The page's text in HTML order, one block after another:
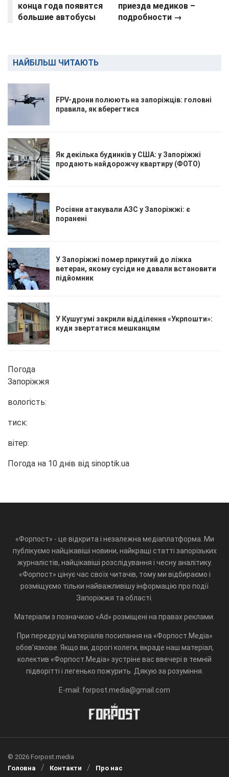
конца года появятся
большие автобусы
приезда медиков –
подробности →
НАЙБІЛЬШ ЧИТАЮТЬ
FPV-дрони полюють на запоріжців: головні
правила, як вберегтися
Як декілька будинків у США: у Запоріжжі
продають найдорожчу квартиру (ФОТО)
Росіяни атакували АЗС у Запоріжжі: є
поранені
У Запоріжжі помер прикутий до ліжка
ветеран, якому сусіди не давали встановити
підйомник
У Кушугумі закрили відділення «Укрпошти»:
куди звертатися мешканцям
Погода
Запоріжжя
вологість:
тиск:
вітер:
Погода на 10 днів від sinoptik.ua
«Форпост» - це відкрита і незалежна медіаплатформа. Ми
публікуємо найцікавіші новини, найкращі статті запорізьких
журналістів, найцікавіші розслідування і чесну аналітику.
«Форпост» цінує час своїх читачів, тому ми відбираємо і
розміщуємо тільки найважливішу інформацію про події
Запоріжжя та області.
Матеріали з позначкою «Ad» розміщені на правах реклами.
При передруці матеріалів посилання на «Форпост.Медіа»
обов'язкове. Якщо ви, дорогі колеги, вкраде наш матеріал,
колектив «Форпост.Медіа» зустріне вас ввечері в темній
підворітті і легенько пожурить. Дякую за розуміння.
E-mail: forpost.media@gmail.com
© 2026 Forpost.media
Головна
Контакти Про нас